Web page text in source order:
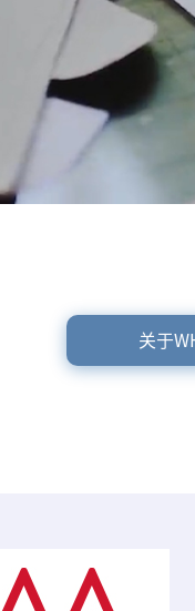
关于